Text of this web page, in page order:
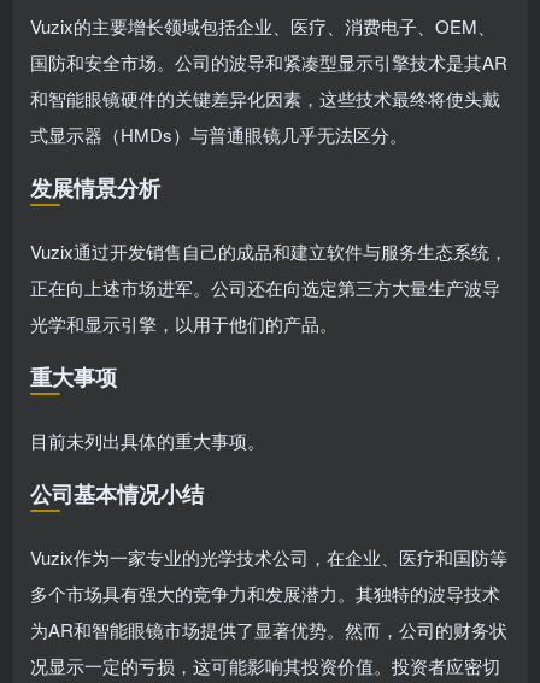
Vuzix的主要增长领域包括企业、医疗、消费电子、OEM、
国防和安全市场。公司的波导和紧凑型显示引擎技术是其AR
和智能眼镜硬件的关键差异化因素，这些技术最终将使头戴
式显示器（HMDs）与普通眼镜几乎无法区分。
发展情景分析
Vuzix通过开发销售自己的成品和建立软件与服务生态系统，
正在向上述市场进军。公司还在向选定第三方大量生产波导
光学和显示引擎，以用于他们的产品。
重大事项
目前未列出具体的重大事项。
公司基本情况小结
Vuzix作为一家专业的光学技术公司，在企业、医疗和国防等
多个市场具有强大的竞争力和发展潜力。其独特的波导技术
为AR和智能眼镜市场提供了显著优势。然而，公司的财务状
况显示一定的亏损，这可能影响其投资价值。投资者应密切